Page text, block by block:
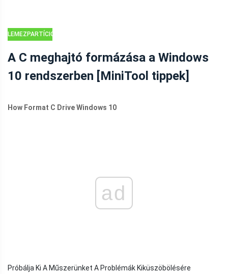
LEMEZPARTÍCIÓS
A C meghajtó formázása a Windows
10 rendszerben [MiniTool tippek]
How Format C Drive Windows 10
ad
Próbálja Ki A Műszerünket A Problémák Kiküszöbölésére